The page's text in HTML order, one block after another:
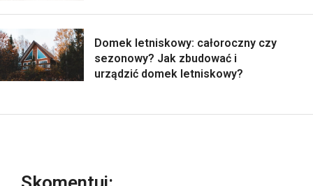
Domek letniskowy: całoroczny czy
sezonowy? Jak zbudować i
urządzić domek letniskowy?